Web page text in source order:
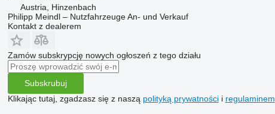
Austria, Hinzenbach
Philipp Meindl – Nutzfahrzeuge An- und Verkauf
Kontakt z dealerem
Zamów subskrypcję nowych ogłoszeń z tego działu
Subskrubuj
Klikając tutaj, zgadzasz się z naszą polityką prywatnościi regulaminem